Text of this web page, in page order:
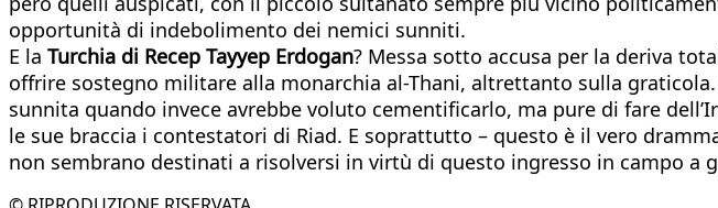
opportunità di indebolimento dei nemici sunniti.
E la Turchia di Recep Tayyep Erdogan? Messa sotto accusa per la deriva
offrire sostegno militare alla monarchia al-Thani, altrettanto sulla
sunnita quando invece avrebbe voluto cementificarlo, ma pure di fare
le sue braccia i contestatori di Riad. E soprattutto – questo è il vero
non sembrano destinati a risolversi in virtù di questo ingresso in campo a